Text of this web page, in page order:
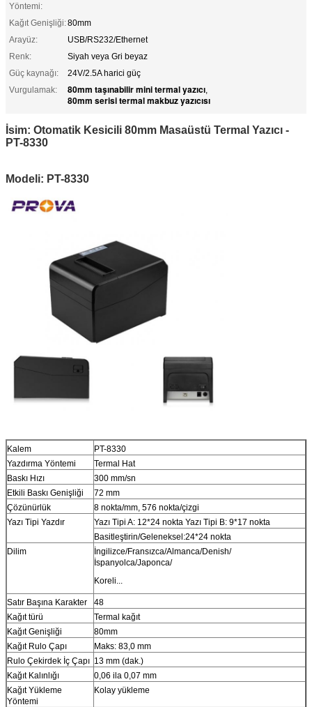
Yöntemi:
Kağıt Genişliği:80mm
Arayüz:
USB/RS232/Ethernet
Renk:
Siyah veya Gri beyaz
Güç kaynağı:
24V/2.5A harici güç
Vurgulamak:
80mm taşınabilir mini termal yazıcı,
80mm serisi termal makbuz yazıcısı
İsim: Otomatik Kesicili 80mm Masaüstü Termal Yazıcı -
PT-8330
Modeli: PT-8330
Kalem
PT-8330
Yazdırma Yöntemi
Termal Hat
Baskı Hızı
300 mm/sn
Etkili Baskı Genişliği
72 mm
Çözünürlük
8 nokta/mm, 576 nokta/çizgi
Yazı Tipi Yazdır
Yazı Tipi A: 12*24 nokta Yazı Tipi B: 9*17 nokta
Basitleştirin/Geleneksel:24*24 nokta
Dilim
İngilizce/Fransızca/Almanca/Denish/
İspanyolca/Japonca/
Koreli...
Satır Başına Karakter
48
Kağıt türü
Termal kağıt
Kağıt Genişliği
80mm
Kağıt Rulo Çapı
Maks: 83,0 mm
Rulo Çekirdek İç Çapı 13 mm (dak.)
Kağıt Kalınlığı
0,06 ila 0,07 mm
Kağıt Yükleme
Yöntemi
Kolay yükleme